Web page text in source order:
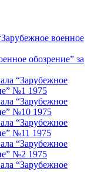
военное
обозрение” за
“Зарубежное
№1 1975
“Зарубежное
№10 1975
“Зарубежное
№11 1975
“Зарубежное
№2 1975
“Зарубежное